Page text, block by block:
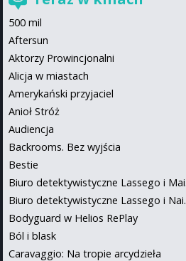
500 mil
Aftersun
Aktorzy Prowincjonalni
Alicja w miastach
Amerykański przyjaciel
Anioł Stróż
Audiencja
Backrooms. Bez wyjścia
Bestie
Biuro detektywistyczne Lassego i
Biuro detektywistyczne Lassego i
Bodyguard w Helios RePlay
Ból i blask
Caravaggio: Na tropie arcydzieła